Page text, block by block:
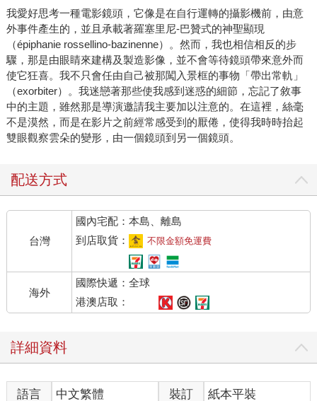
我愛好思考一種電影鏡頭，它像是在自行運轉的攝影機前，由意
外事件產生的，並且承載著羅塞里尼-巴贊式的神聖顯現
（épiphanie rossellino-bazinenne）。然而，我也相信相反的步
驟，那是由眼睛來建構及製造影像，並不會等待鏡頭帶來意外而
使它狂喜。我不只會任由自己被那闖入景框的事物「帶出常軌」
（exorbiter）。我迷戀著那些使我感到迷惑的細節，忘記了敘事
中的主題，雖然那是導演邀請我主要加以注意的。在這裡，絲毫
不是漠然，而是在影片之前經常感受到的厭倦，使得我時時抬起
雙眼觀察雲朵的變形，由一個鏡頭到另一個鏡頭。
配送方式
台灣
國內宅配：本島、離島
到店取貨：
不限金額免運費
海外
國際快遞：全球
港澳店取：
詳細資料
語言 中文繁體 裝訂
紙本平裝